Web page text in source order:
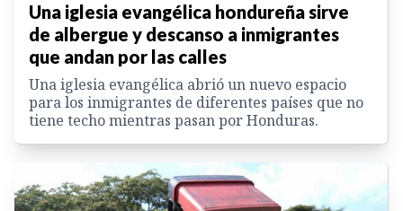
Una iglesia evangélica hondureña sirve
de albergue y descanso a inmigrantes
que andan por las calles
Una iglesia evangélica abrió un nuevo espacio
para los inmigrantes de diferentes países que no
tiene techo mientras pasan por Honduras.